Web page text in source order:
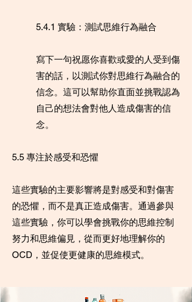
5.4.1 實驗：測試思維行為融合
寫下一句祝愿你喜歡或愛的人受到傷
害的話，以測試你對思維行為融合的
信念。這可以幫助你直面並挑戰認為
自己的想法會對他人造成傷害的信
念。
5.5 專注於感受和恐懼
這些實驗的主要影響將是對感受和對傷害
的恐懼，而不是真正造成傷害。通過參與
這些實驗，你可以學會挑戰你的思維控制
努力和思維偏見，從而更好地理解你的
OCD，並促使更健康的思維模式。